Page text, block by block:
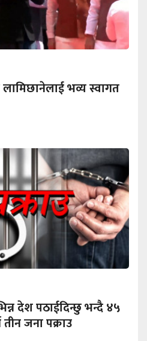
लामिछानेलाई भव्य स्वागत
देश पठाईदिन्छु भन्दै ४५
जना पक्राउ